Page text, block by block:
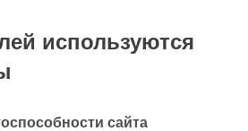
используются
сайта